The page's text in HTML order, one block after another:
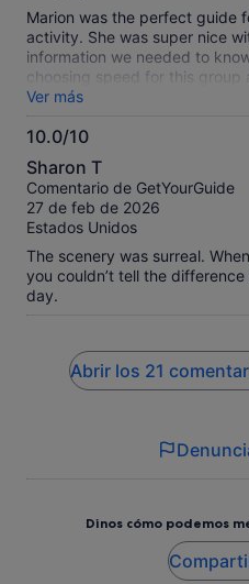
Marion was the perfect guide
activity. She was super nice
information we needed to
choosing speed for this group
requests too. Also, Thank You
and drop off. The whole
Ver más
10.0/10
10.0
sobre
10
Sharon T
Comentario de GetYourGuide
27 de feb de 2026
Estados Unidos
The scenery was surreal.
you couldn’t tell the
day.
Abrir los 21
Dinos cómo podemos